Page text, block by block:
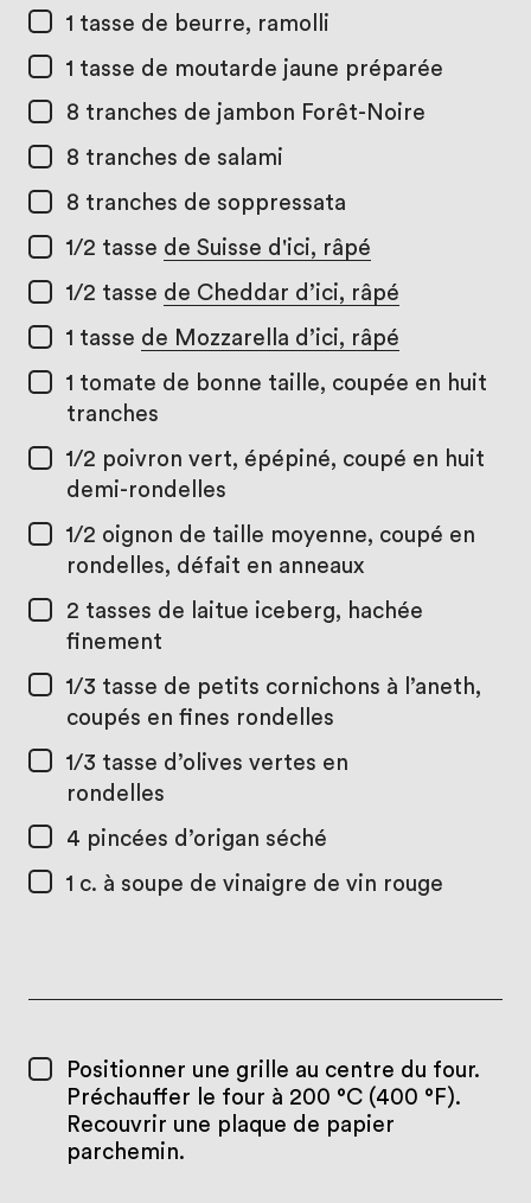
1 tasse de beurre, ramolli
1 tasse de moutarde jaune préparée
8 tranches de jambon Forêt-Noire
8 tranches de salami
8 tranches de soppressata
1/2 tasse de Suisse d'ici, râpé
1/2 tasse de Cheddar d’ici, râpé
1 tasse de Mozzarella d’ici, râpé
1 tomate de bonne taille, coupée en huit
tranches
1/2 poivron vert, épépiné, coupé en huit
demi-rondelles
1/2 oignon de taille moyenne, coupé en
rondelles, défait en anneaux
2 tasses de laitue iceberg, hachée
finement
1/3 tasse de petits cornichons à l’aneth,
coupés en fines rondelles
1/3 tasse d’olives vertes en
rondelles
4 pincées d’origan séché
1 c. à soupe de vinaigre de vin rouge
Positionner une grille au centre du four.
Préchauffer le four à 200 °C (400 °F).
Recouvrir une plaque de papier
parchemin.